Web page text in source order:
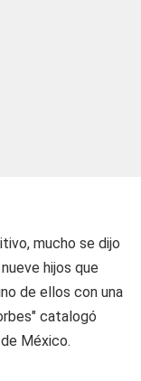
mucho se dijo
hijos que
de ellos con una
catalogó
México.